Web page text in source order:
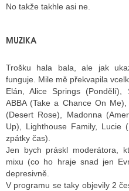
No takže takhle asi ne.
MUZIKA
Trošku hala bala, ale jak
funguje. Mile mě překvapila
Elán, Alice Springs (Pondělí),
ABBA (Take a Chance On
(Desert Rose), Madonna
Up), Lighthouse Family, Lucie
zpátky čas).
Jen bych práskl moderátora,
mixu (co ho hraje snad jen
depresivně.
V programu se taky objevily 2